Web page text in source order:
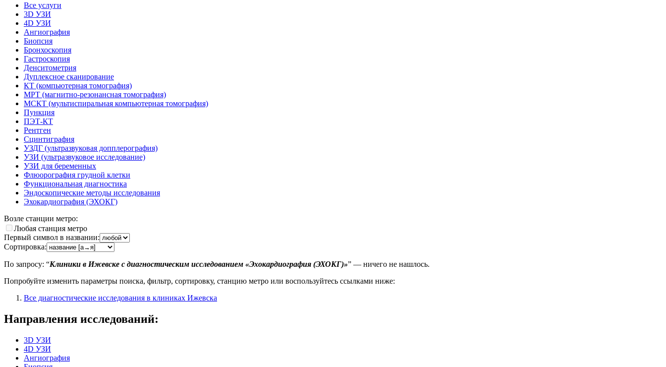
Все услуги
3D УЗИ
4D УЗИ
Ангиография
Биопсия
Бронхоскопия
Гастроскопия
Денситометрия
Дуплексное сканирование
КТ (компьютерная томография)
МРТ (магнитно-резонансная томография)
МСКТ (мультиспиральная компьютерная томография)
Пункция
ПЭТ-КТ
Рентген
Сцинтиграфия
УЗДГ (ультразвуковая допплерография)
УЗИ (ультразвуковое исследование)
УЗИ для беременных
Флюорография грудной клетки
Функциональная диагностика
Эндоскопические методы исследования
Эхокардиография (ЭХОКГ)
Возле станции метро:
Любая станция метро
Первый символ в названии:
Сортировка:
По запросу: “Клиники в Ижевске с диагностическим исследованием «Эхокардиография (ЭХОКГ)»” — ничего не нашлось.
Попробуйте изменить параметры поиска, фильтр, сортировку, станцию метро или воспользуйтесь ссылками ниже:
Все диагностические исследования в клиниках Ижевска
Направления исследований:
3D УЗИ
4D УЗИ
Ангиография